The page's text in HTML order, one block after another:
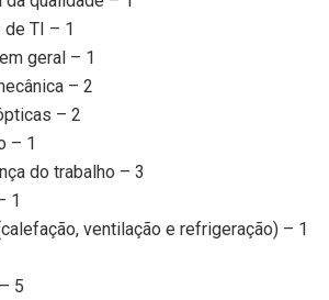
TI – 1
geral – 1
– 2
– 2
– 1
do trabalho – 3
1
ventilação e refrigeração) – 1
5